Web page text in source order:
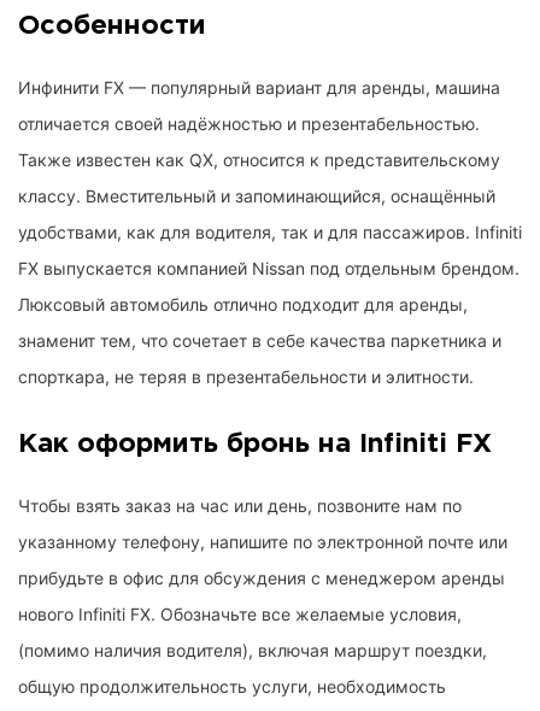
Особенности
Инфинити FX — популярный вариант для аренды, машина
отличается своей надёжностью и презентабельностью.
Также известен как QX, относится к представительскому
классу. Вместительный и запоминающийся, оснащённый
удобствами, как для водителя, так и для пассажиров. Infiniti
FX выпускается компанией Nissan под отдельным брендом.
Люксовый автомобиль отлично подходит для аренды,
знаменит тем, что сочетает в себе качества паркетника и
спорткара, не теряя в презентабельности и элитности.
Как оформить бронь на Infiniti FX
Чтобы взять заказ на час или день, позвоните нам по
указанному телефону, напишите по электронной почте или
прибудьте в офис для обсуждения с менеджером аренды
нового Infiniti FX. Обозначьте все желаемые условия,
(помимо наличия водителя), включая маршрут поездки,
общую продолжительность услуги, необходимость